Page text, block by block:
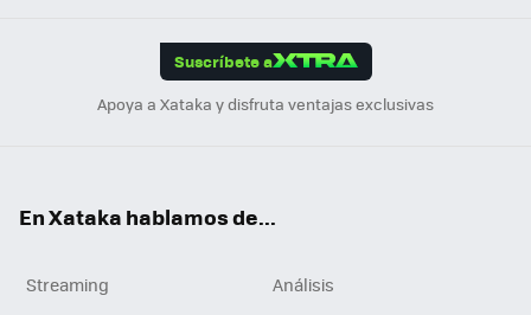
Suscríbete a
Apoya a Xataka y disfruta ventajas exclusivas
En Xataka hablamos de...
Streaming
Análisis